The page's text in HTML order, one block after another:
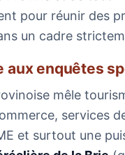
pour réunir des
un cadre
aux enquêtes
mêle
services
et surtout une